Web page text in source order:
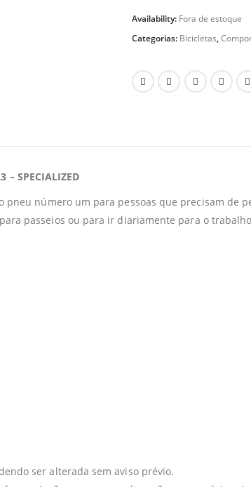
Availability: Fora de estoque
Categorias: Bicicletas,
– SPECIALIZED
número um para pessoas que precisam de
passeios ou para ir diariamente para o
ser alterada sem aviso prévio.